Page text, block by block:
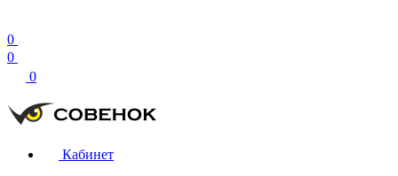
0
0
0
Кабинет